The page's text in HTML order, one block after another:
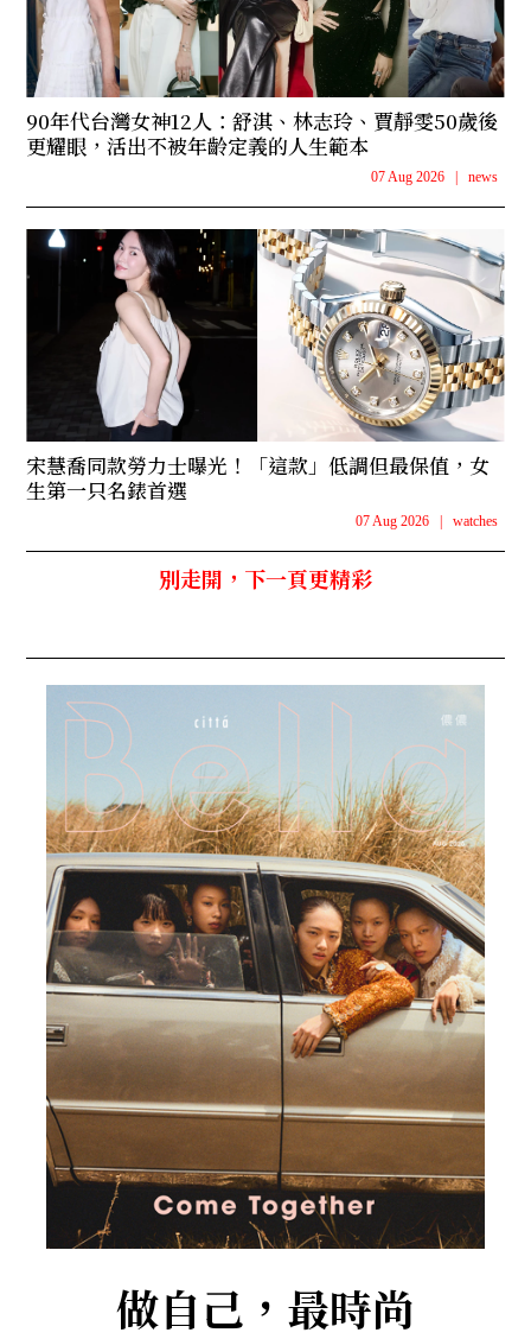
90年代台灣女神12人：舒淇、林志玲、賈靜雯50歲後
更耀眼，活出不被年齡定義的人生範本
07 Aug 2026 news
宋慧喬同款勞力士曝光！「這款」低調但最保值，女
生第一只名錶首選
07 Aug 2026 watches
別走開，下一頁更精彩
做自己，最時尚